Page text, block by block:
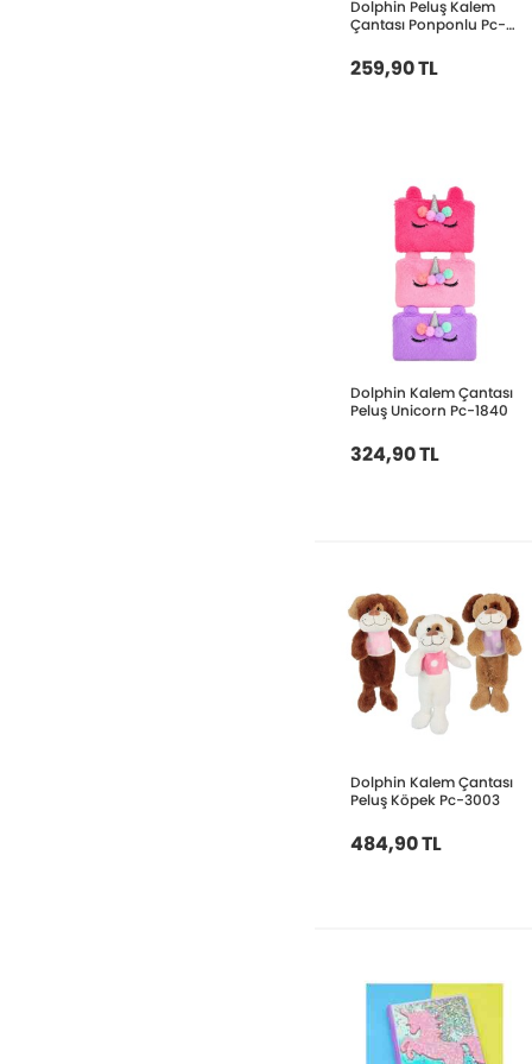
Dolphin Peluş Kalem
Çantası Ponponlu Pc-
259,90 TL
Dolphin Kalem Çantası
Peluş Unicorn Pc-1840
324,90 TL
Dolphin Kalem Çantası
Peluş Köpek Pc-3003
484,90 TL